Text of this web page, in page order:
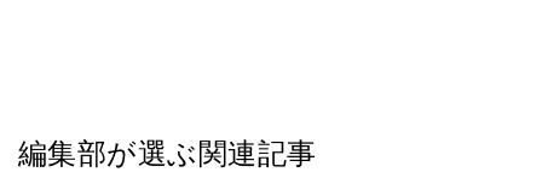
編集部が選ぶ関連記事